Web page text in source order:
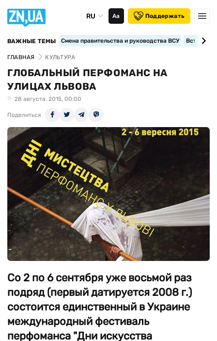
RU Аа Поддержать
ВАЖНЫЕ ТЕМЫ Смена правительства и руководства ВСУ
ГЛАВНАЯ КУЛЬТУРА
ГЛОБАЛЬНЫЙ ПЕРФОМАНС НА
УЛИЦАХ ЛЬВОВА
28 августа, 2015, 00:00
Поделиться
Со 2 по 6 сентября уже восьмой раз
подряд (первый датируется 2008 г.)
состоится единственный в Украине
международный фестиваль
перфоманса "Дни искусства